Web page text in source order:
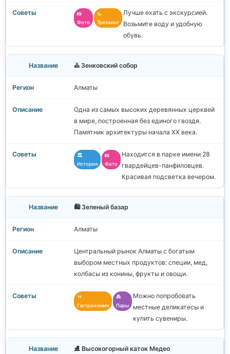
📸
Фото
🥾
Треккинг
Лучше ехать с экскурсией.
Возьмите воду и удобную
обувь.
⛪ Зенковский собор
Алматы
Одна из самых высоких деревянных церквей
в мире, построенная без единого гвоздя.
Памятник архитектуры начала XX века.
🏛️
История
📸
Фото
Находится в парке имени 28
гвардейцев-панфиловцев.
Красивая подсветка вечером.
🛍️ Зеленый базар
Алматы
Центральный рынок Алматы с богатым
выбором местных продуктов: специи, мед,
колбасы из конины, фрукты и овощи.
🍴
Гастрономия
💑
Пары
Можно попробовать
местные деликатесы и
купить сувениры.
⛸️ Высокогорный каток Медео